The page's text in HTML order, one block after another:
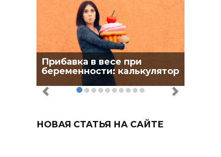
Прибавка в весе при
беременности: калькулятор
НОВАЯ СТАТЬЯ НА САЙТЕ